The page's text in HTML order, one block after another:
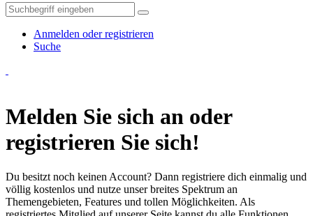
Anmelden oder registrieren
Suche
Melden Sie sich an oder
registrieren Sie sich!
Du besitzt noch keinen Account? Dann registriere dich einmalig und
völlig kostenlos und nutze unser breites Spektrum an
Themengebieten, Features und tollen Möglichkeiten. Als